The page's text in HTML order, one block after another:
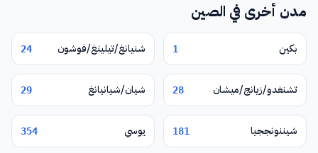
مدن أخرى في الصين
بكين 1 شنيانغ/تيلينغ/فوشون 24
تشنغدو/زيانج/ميشان 28 شيان/شيانيانغ 29
شيننونججيا 181 يوسي 354